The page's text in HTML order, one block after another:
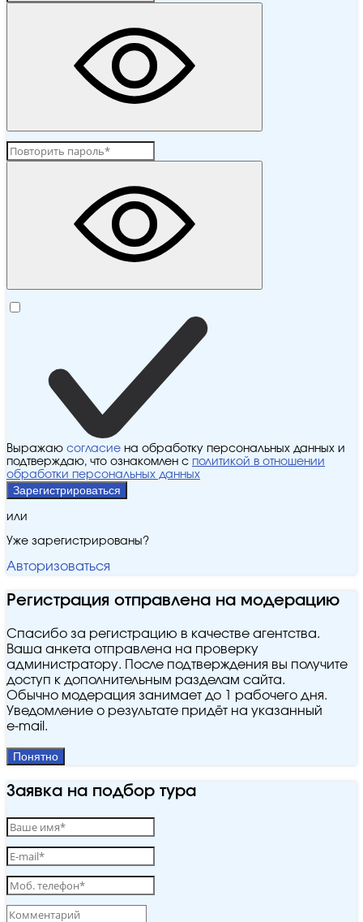
Выражаю согласие на обработку персональных данных и
подтверждаю, что ознакомлен с политикой в отношении
обработки персональных данных
Зарегистрироваться
или
Уже зарегистрированы?
Авторизоваться
Регистрация отправлена на модерацию
Спасибо за регистрацию в качестве агентства.
Ваша анкета отправлена на проверку
администратору. После подтверждения вы получите
доступ к дополнительным разделам сайта.
Обычно модерация занимает до 1 рабочего дня.
Уведомление о результате придёт на указанный
e‑mail.
Понятно
Заявка на подбор тура